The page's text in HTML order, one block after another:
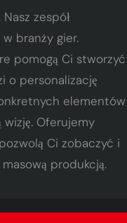
zespół
branży gier.
pomogą Ci stworzyć
o personalizację
elementów
Oferujemy
Ci zobaczyć i
produkcją.